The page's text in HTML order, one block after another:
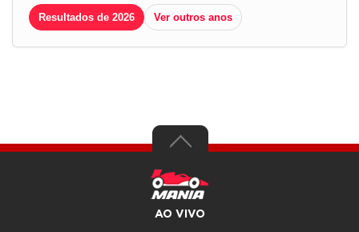
Resultados de 2026 Ver outros anos
AO VIVO